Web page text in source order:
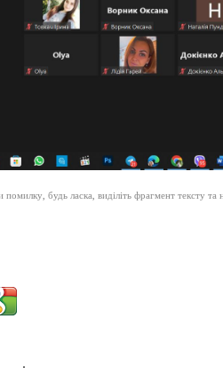
будь ласка, виділіть фрагмент тексту та